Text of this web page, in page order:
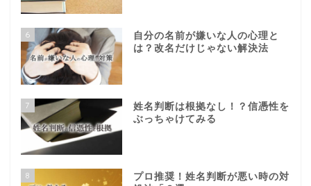
6
自分の名前が嫌いな人の心理と
は？改名だけじゃない解決法
7
姓名判断は根拠なし！？信憑性を
ぶっちゃけてみる
8
プロ推奨！姓名判断が悪い時の対